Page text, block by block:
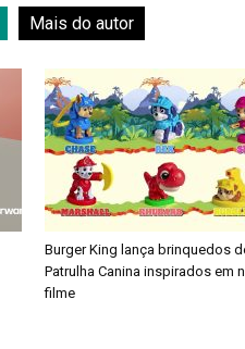
Mais do autor
Burger King lança brinquedos
Patrulha Canina inspirados em
filme